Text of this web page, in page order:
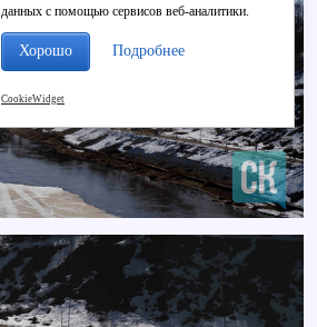
данных с помощью сервисов веб-аналитики.
Хорошо Подробнее
CookieWidget